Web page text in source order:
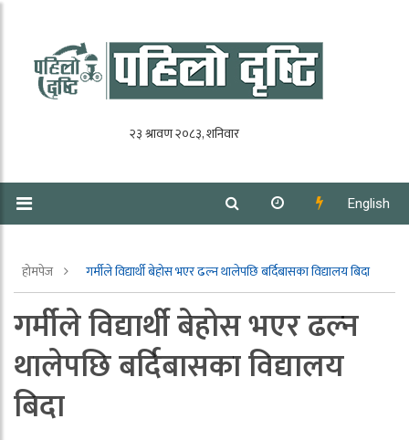
English
होमपेज गर्मीले विद्यार्थी बेहोस भएर ढल्न थालेपछि बर्दिबासका विद्यालय बिदा
गर्मीले विद्यार्थी बेहोस भएर ढल्न
थालेपछि बर्दिबासका विद्यालय
बिदा